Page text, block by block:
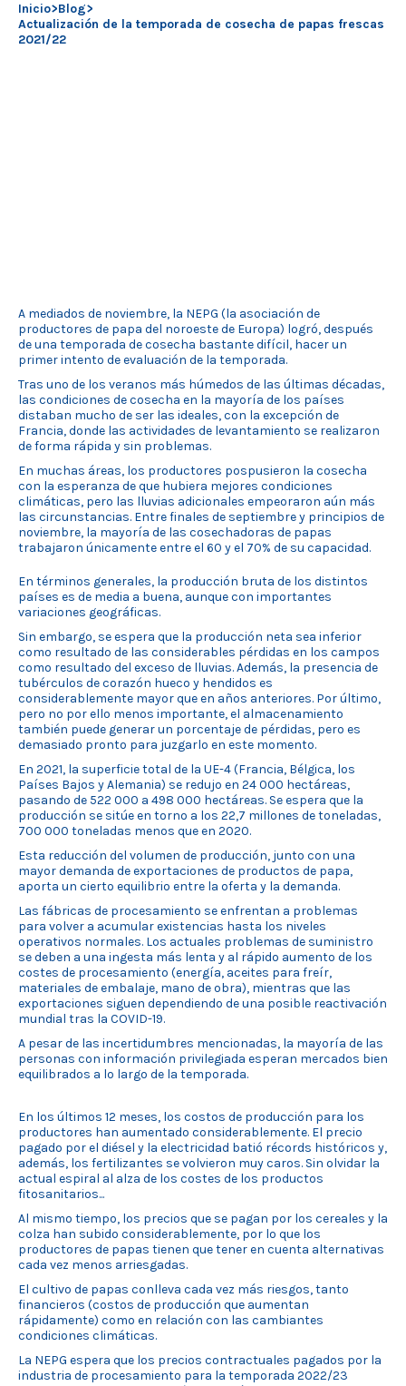
Inicio>Blog>
Actualización de la temporada de cosecha de papas frescas
2021/22
A mediados de noviembre, la NEPG (la asociación de
productores de papa del noroeste de Europa) logró, después
de una temporada de cosecha bastante difícil, hacer un
primer intento de evaluación de la temporada.
Tras uno de los veranos más húmedos de las últimas décadas,
las condiciones de cosecha en la mayoría de los países
distaban mucho de ser las ideales, con la excepción de
Francia, donde las actividades de levantamiento se realizaron
de forma rápida y sin problemas.
En muchas áreas, los productores pospusieron la cosecha
con la esperanza de que hubiera mejores condiciones
climáticas, pero las lluvias adicionales empeoraron aún más
las circunstancias. Entre finales de septiembre y principios de
noviembre, la mayoría de las cosechadoras de papas
trabajaron únicamente entre el 60 y el 70% de su capacidad.
En términos generales, la producción bruta de los distintos
países es de media a buena, aunque con importantes
variaciones geográficas.
Sin embargo, se espera que la producción neta sea inferior
como resultado de las considerables pérdidas en los campos
como resultado del exceso de lluvias. Además, la presencia de
tubérculos de corazón hueco y hendidos es
considerablemente mayor que en años anteriores. Por último,
pero no por ello menos importante, el almacenamiento
también puede generar un porcentaje de pérdidas, pero es
demasiado pronto para juzgarlo en este momento.
En 2021, la superficie total de la UE-4 (Francia, Bélgica, los
Países Bajos y Alemania) se redujo en 24 000 hectáreas,
pasando de 522 000 a 498 000 hectáreas. Se espera que la
producción se sitúe en torno a los 22,7 millones de toneladas,
700 000 toneladas menos que en 2020.
Esta reducción del volumen de producción, junto con una
mayor demanda de exportaciones de productos de papa,
aporta un cierto equilibrio entre la oferta y la demanda.
Las fábricas de procesamiento se enfrentan a problemas
para volver a acumular existencias hasta los niveles
operativos normales. Los actuales problemas de suministro
se deben a una ingesta más lenta y al rápido aumento de los
costes de procesamiento (energía, aceites para freír,
materiales de embalaje, mano de obra), mientras que las
exportaciones siguen dependiendo de una posible reactivación
mundial tras la COVID-19.
A pesar de las incertidumbres mencionadas, la mayoría de las
personas con información privilegiada esperan mercados bien
equilibrados a lo largo de la temporada.
En los últimos 12 meses, los costos de producción para los
productores han aumentado considerablemente. El precio
pagado por el diésel y la electricidad batió récords históricos y,
además, los fertilizantes se volvieron muy caros. Sin olvidar la
actual espiral al alza de los costes de los productos
fitosanitarios...
Al mismo tiempo, los precios que se pagan por los cereales y la
colza han subido considerablemente, por lo que los
productores de papas tienen que tener en cuenta alternativas
cada vez menos arriesgadas.
El cultivo de papas conlleva cada vez más riesgos, tanto
financieros (costos de producción que aumentan
rápidamente) como en relación con las cambiantes
condiciones climáticas.
La NEPG espera que los precios contractuales pagados por la
industria de procesamiento para la temporada 2022/23